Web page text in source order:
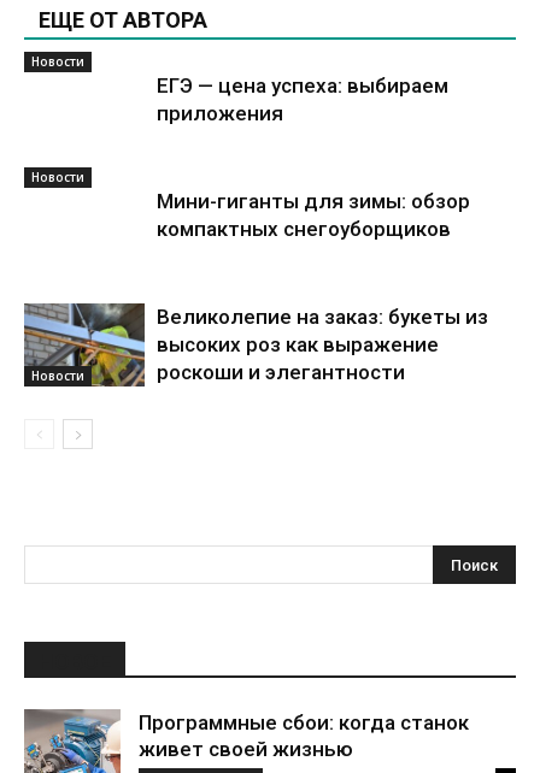
ЕЩЕ ОТ АВТОРА
Новости
ЕГЭ — цена успеха: выбираем
приложения
Новости
Мини-гиганты для зимы: обзор
компактных снегоуборщиков
Новости
Великолепие на заказ: букеты из
высоких роз как выражение
роскоши и элегантности
Программные сбои: когда станок
живет своей жизнью